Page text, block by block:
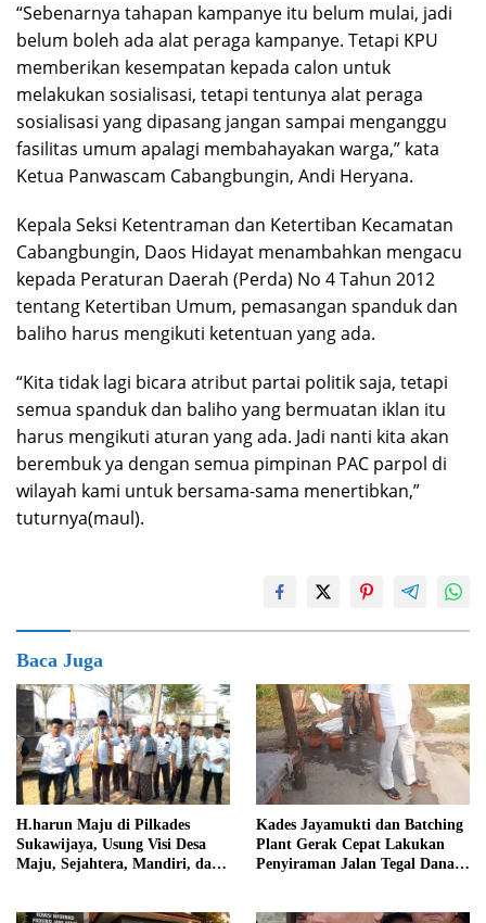
“Sebenarnya tahapan kampanye itu belum mulai, jadi
belum boleh ada alat peraga kampanye. Tetapi KPU
memberikan kesempatan kepada calon untuk
melakukan sosialisasi, tetapi tentunya alat peraga
sosialisasi yang dipasang jangan sampai menganggu
fasilitas umum apalagi membahayakan warga,” kata
Ketua Panwascam Cabangbungin, Andi Heryana.
Kepala Seksi Ketentraman dan Ketertiban Kecamatan
Cabangbungin, Daos Hidayat menambahkan mengacu
kepada Peraturan Daerah (Perda) No 4 Tahun 2012
tentang Ketertiban Umum, pemasangan spanduk dan
baliho harus mengikuti ketentuan yang ada.
“Kita tidak lagi bicara atribut partai politik saja, tetapi
semua spanduk dan baliho yang bermuatan iklan itu
harus mengikuti aturan yang ada. Jadi nanti kita akan
berembuk ya dengan semua pimpinan PAC parpol di
wilayah kami untuk bersama-sama menertibkan,”
tuturnya(maul).
Baca Juga
H.harun Maju di Pilkades
Sukawijaya, Usung Visi Desa
Maju, Sejahtera, Mandiri, dan
Kades Jayamukti dan Batching
Plant Gerak Cepat Lakukan
Penyiraman Jalan Tegal Danas